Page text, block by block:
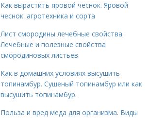
Как вырастить яровой чеснок. Яровой
чеснок: агротехника и сорта
Лист смородины лечебные свойства.
Лечебные и полезные свойства
смородиновых листьев
Как в домашних условиях высушить
топинамбур. Сушеный топинамбур или как
высушить топинамбур.
Польза и вред меда для организма. Виды